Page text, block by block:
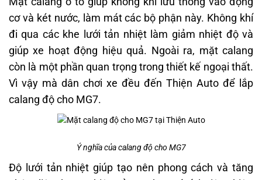
cơ và két nước, làm mát các bộ phận này. Không khí
đi qua các khe lưới tản nhiệt làm giảm nhiệt độ và
giúp xe hoạt động hiệu quả. Ngoài ra, mặt calang
còn là một phần quan trọng trong thiết kế ngoại thất.
Vì vậy mà dân chơi xe đều đến Thiện Auto để lắp
calang độ cho MG7.
Ý nghĩa của calang độ cho MG7
Độ lưới tản nhiệt giúp tạo nên phong cách và tăng